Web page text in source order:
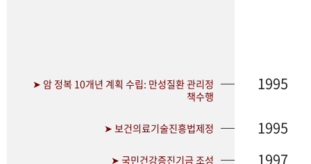
➤ 암 정복 10개년 계획 수립: 만성질환 관리정
책수행
1995
➤ 보건의료기술진흥법제정 1995
➤ 국민건강증진기금 조성 1997